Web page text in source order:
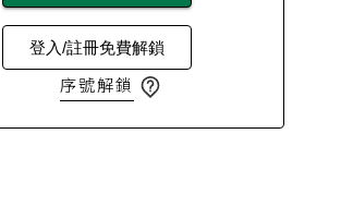
登入/註冊免費解鎖
序號解鎖